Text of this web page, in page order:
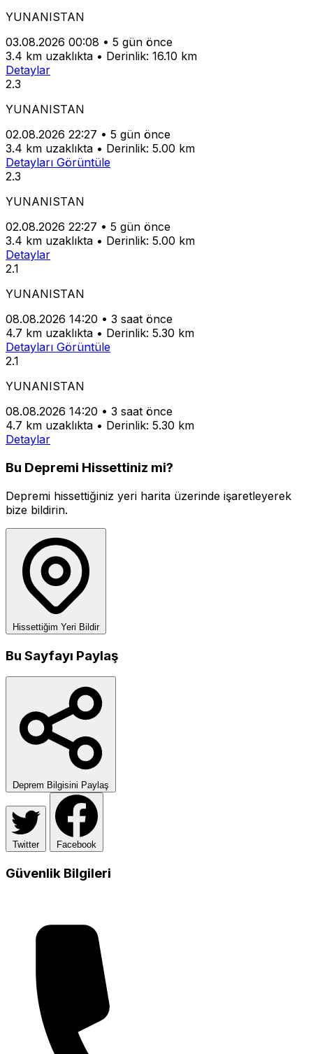
YUNANISTAN
03.08.2026 00:08 • 5 gün önce
3.4 km uzaklıkta • Derinlik: 16.10 km
Detaylar
2.3
YUNANISTAN
02.08.2026 22:27 • 5 gün önce
3.4 km uzaklıkta • Derinlik: 5.00 km
Detayları Görüntüle
2.3
YUNANISTAN
02.08.2026 22:27 • 5 gün önce
3.4 km uzaklıkta • Derinlik: 5.00 km
Detaylar
2.1
YUNANISTAN
08.08.2026 14:20 • 3 saat önce
4.7 km uzaklıkta • Derinlik: 5.30 km
Detayları Görüntüle
2.1
YUNANISTAN
08.08.2026 14:20 • 3 saat önce
4.7 km uzaklıkta • Derinlik: 5.30 km
Detaylar
Bu Depremi Hissettiniz mi?
Depremi hissettiğiniz yeri harita üzerinde işaretleyerek
bize bildirin.
Hissettiğim Yeri Bildir
Bu Sayfayı Paylaş
Deprem Bilgisini Paylaş
Twitter Facebook
Güvenlik Bilgileri